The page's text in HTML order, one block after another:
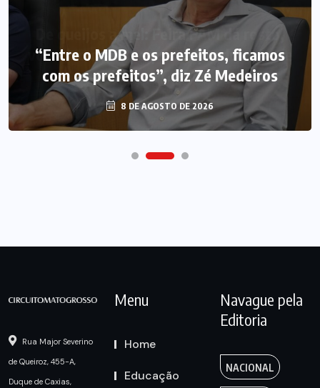
“Entre o MDB e os prefeitos, ficamos
com os prefeitos”, diz Zé Medeiros
8 DE AGOSTO DE 2026
Rua Major Severino
de Queiroz, 455-A,
Duque de Caxias,
Menu
Home
Educação
Navague pela
Editoria
NACIONAL